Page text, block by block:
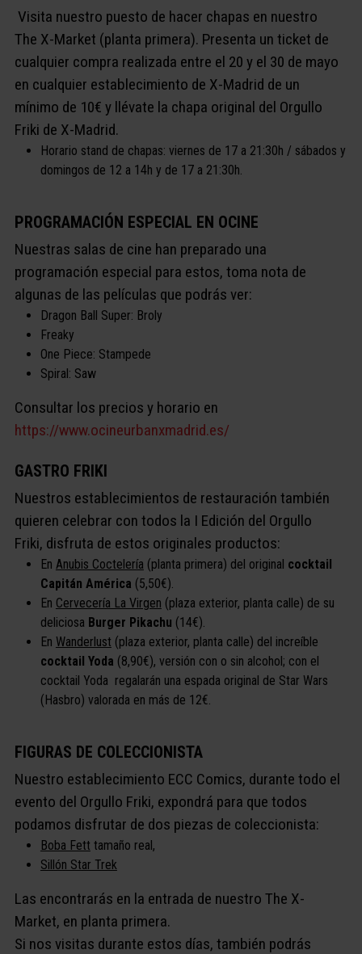
Visita nuestro puesto de hacer chapas en nuestro
The X-Market (planta primera). Presenta un ticket de
cualquier compra realizada entre el 20 y el 30 de mayo
en cualquier establecimiento de X-Madrid de un
mínimo de 10€ y llévate la chapa original del Orgullo
Friki de X-Madrid.
Horario stand de chapas: viernes de 17 a 21:30h / sábados y
domingos de 12 a 14h y de 17 a 21:30h.
PROGRAMACIÓN ESPECIAL EN OCINE
Nuestras salas de cine han preparado una
programación especial para estos, toma nota de
algunas de las películas que podrás ver:
Dragon Ball Super: Broly
Freaky
One Piece: Stampede
Spiral: Saw
Consultar los precios y horario en
https://www.ocineurbanxmadrid.es/
GASTRO FRIKI
Nuestros establecimientos de restauración también
quieren celebrar con todos la I Edición del Orgullo
Friki, disfruta de estos originales productos:
En Anubis Coctelería (planta primera) del original cocktail
Capitán América (5,50€).
En Cervecería La Virgen (plaza exterior, planta calle) de su
deliciosa Burger Pikachu (14€).
En Wanderlust (plaza exterior, planta calle) del increíble
cocktail Yoda (8,90€), versión con o sin alcohol; con el
cocktail Yoda regalarán una espada original de Star Wars
(Hasbro) valorada en más de 12€.
FIGURAS DE COLECCIONISTA
Nuestro establecimiento ECC Comics, durante todo el
evento del Orgullo Friki, expondrá para que todos
podamos disfrutar de dos piezas de coleccionista:
Boba Fett tamaño real,
Sillón Star Trek
Las encontrarás en la entrada de nuestro The X-
Market, en planta primera.
Si nos visitas durante estos días, también podrás